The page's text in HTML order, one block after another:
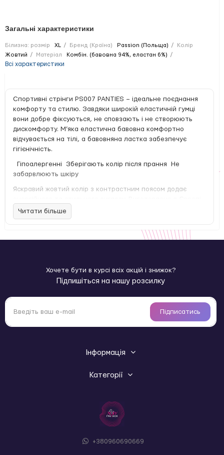
Загальні характеристики
Білизна: розмір XL Бренд (Країна) Passion (Польща)
Колір
Жовтий
Матеріал Комбін. (бавовна 94%, еластан 6%)
Всі характеристики
Спортивні стрінги PS007 PANTIES – ідеальне поєднання
комфорту та стилю. Завдяки широкій еластичній гумці
вони добре фіксуються, не сповзають і не створюють
дискомфорту. М’яка еластична бавовна комфортно
відчувається на тілі, а бавовняна ластка забезпечує
гігієнічність.
Гіпоалергенні Зберігають колір після прання Не
забарвлюють шкіру
Яскравий жовтий колір з контрастним поясом додає
94% котон, 6% еластан.
Читати більше
Хочете бути в курсі всіх акцій і знижок?
Підпишіться на нашу розсилку
Підписатись
Інформація
Категорії
+380960690669